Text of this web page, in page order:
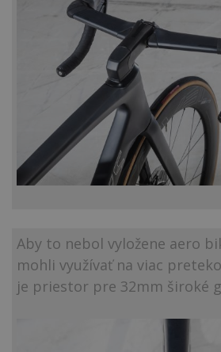
Aby to nebol vyložene aero
mohli využívať na viac
je priestor pre 32mm široké